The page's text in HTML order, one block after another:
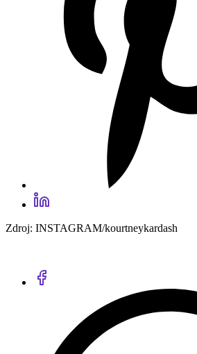
Zdroj: INSTAGRAM/kourtneykardash